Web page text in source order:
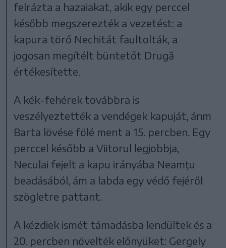
felrázta a hazaiakat, akik egy perccel
később megszerezték a vezetést: a
kapura törő Nechitát faultolták, a
jogosan megítélt büntetőt Drugă
értékesítette.
A kék-fehérek továbbra is
veszélyeztették a vendégek kapuját, ánm
Barta lövése fölé ment a 15. percben. Egy
perccel később a Viitorul legjobbja,
Neculai fejelt a kapu irányába Neamțu
beadásából, ám a labda egy védő fejéről
szögletre pattant.
A kézdiek ismét támadásba lendültek és a
20. percben növelték előnyüket: Gergely